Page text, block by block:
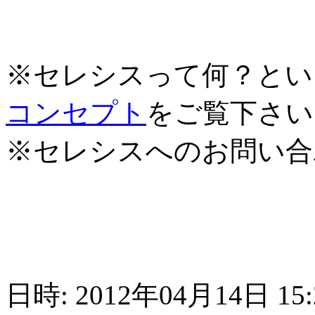
※セレシスって何？と
コンセプト をご覧下さ
※セレシスへのお問い
日時: 2012年04月14日